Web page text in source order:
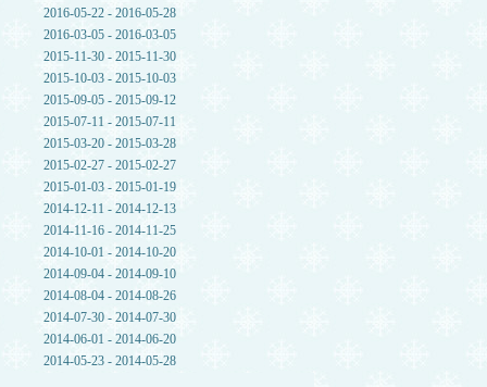
2016-05-22 - 2016-05-28
2016-03-05 - 2016-03-05
2015-11-30 - 2015-11-30
2015-10-03 - 2015-10-03
2015-09-05 - 2015-09-12
2015-07-11 - 2015-07-11
2015-03-20 - 2015-03-28
2015-02-27 - 2015-02-27
2015-01-03 - 2015-01-19
2014-12-11 - 2014-12-13
2014-11-16 - 2014-11-25
2014-10-01 - 2014-10-20
2014-09-04 - 2014-09-10
2014-08-04 - 2014-08-26
2014-07-30 - 2014-07-30
2014-06-01 - 2014-06-20
2014-05-23 - 2014-05-28